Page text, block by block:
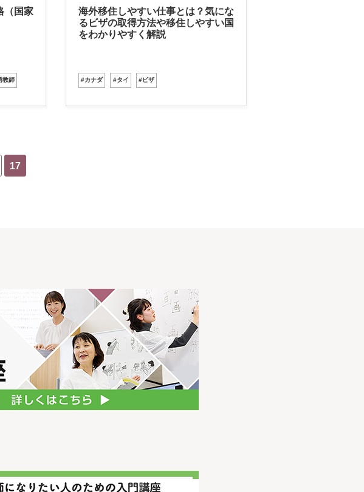
（国家
教師
海外移住しやすい仕事とは？気にな
るビザの取得方法や移住しやすい国
をわかりやすく解説
#カナダ #タイ #ビザ
17